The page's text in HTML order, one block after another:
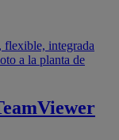
flexible, integrada
a la planta de